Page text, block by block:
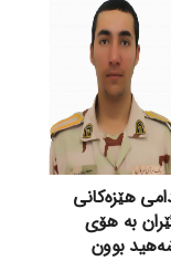
هێزەکانی
بە هۆی
بوون